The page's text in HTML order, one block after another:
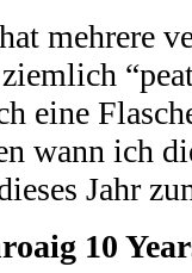
hat mehrere
ziemlich
eine
wann ich
Jahr
10